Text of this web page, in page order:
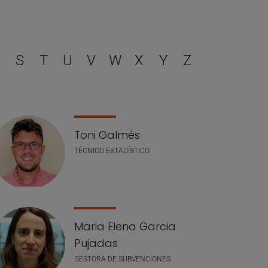
S T U V W X Y Z
Toni Galmés
TÉCNICO ESTADÍSTICO
Maria Elena Garcia
Pujadas
GESTORA DE SUBVENCIONES